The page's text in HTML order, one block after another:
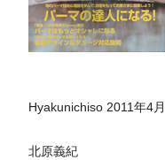
Hyakunichiso 2011年4
北原義紀